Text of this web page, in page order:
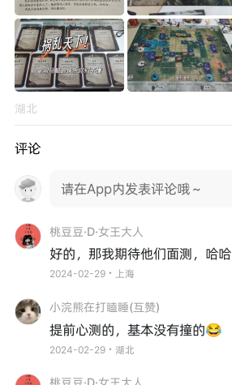
湖北
评论
请在App内发表评论哦～
桃豆豆·D·女王大人
好的，那我期待他们面测，哈哈
2024-02-29・上海
小浣熊在打瞌睡(互赞)
提前心测的，基本没有撞的😂
2024-02-29・湖北